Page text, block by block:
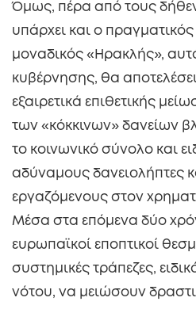
Όμως, πέρα από τους
υπάρχει και ο
μοναδικός «Ηρακλής»,
κυβέρνησης, θα
εξαιρετικά επιθετικής
των «κόκκινων» δανείων
το κοινωνικό σύνολο και
αδύναμους δανειολήπτες
εργαζόμενους στον
Μέσα στα επόμενα δύο
ευρωπαϊκοί εποπτικοί
συστημικές τράπεζες,
νότου, να μειώσουν